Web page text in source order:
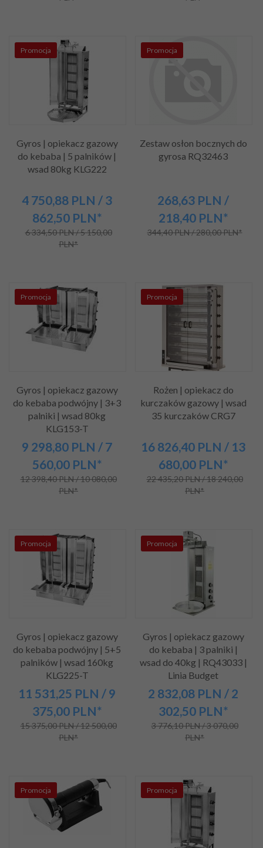
Promocja
Gyros | opiekacz gazowy
do kebaba | 5 palników |
wsad 80kg KLG222
4 750,88 PLN / 3
862,50 PLN*
6 334,50 PLN / 5 150,00
PLN*
Promocja
Zestaw osłon bocznych do
gyrosa RQ32463
268,63 PLN /
218,40 PLN*
344,40 PLN / 280,00 PLN*
Promocja
Gyros | opiekacz gazowy
do kebaba podwójny | 3+3
palniki | wsad 80kg
KLG153-T
9 298,80 PLN / 7
560,00 PLN*
12 398,40 PLN / 10 080,00
PLN*
Promocja
Rożen | opiekacz do
kurczaków gazowy | wsad
35 kurczaków CRG7
16 826,40 PLN / 13
680,00 PLN*
22 435,20 PLN / 18 240,00
PLN*
Promocja
Gyros | opiekacz gazowy
do kebaba podwójny | 5+5
palników | wsad 160kg
KLG225-T
11 531,25 PLN / 9
375,00 PLN*
15 375,00 PLN / 12 500,00
PLN*
Promocja
Gyros | opiekacz gazowy
do kebaba | 3 palniki |
wsad do 40kg | RQ43033 |
Linia Budget
2 832,08 PLN / 2
302,50 PLN*
3 776,10 PLN / 3 070,00
PLN*
Promocja Promocja